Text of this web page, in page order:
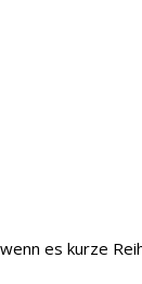
es kurze